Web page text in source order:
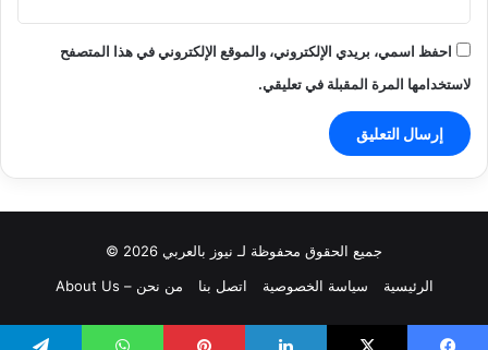
احفظ اسمي، بريدي الإلكتروني، والموقع الإلكتروني في هذا المتصفح
لاستخدامها المرة المقبلة في تعليقي.
جميع الحقوق محفوظة لـ نيوز بالعربي 2026 ©
الرئيسية
سياسة الخصوصية اتصل بنا من نحن – About Us